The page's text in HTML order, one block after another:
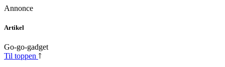
Annonce
Skip
content
Artikel
Go-go-gadget
Til toppen